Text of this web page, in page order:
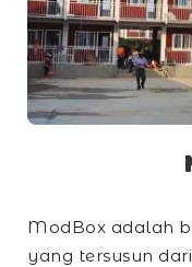
ModBox adalah
yang tersusun